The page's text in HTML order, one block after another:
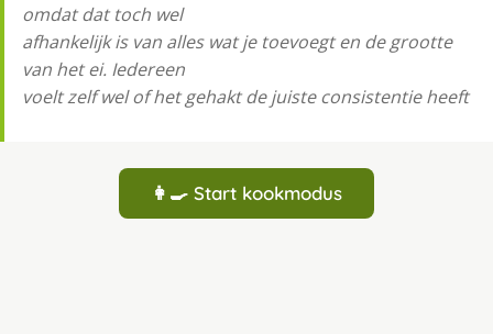
omdat dat toch wel
afhankelĳk is van alles wat je toevoegt en de grootte
van het ei. Iedereen
voelt zelf wel of het gehakt de juiste consistentie heeft
👩‍🍳 Start kookmodus